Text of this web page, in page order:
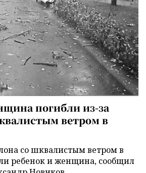
погибли из-за
ветром в
со шквалистым ветром в
ребенок и женщина, сообщил